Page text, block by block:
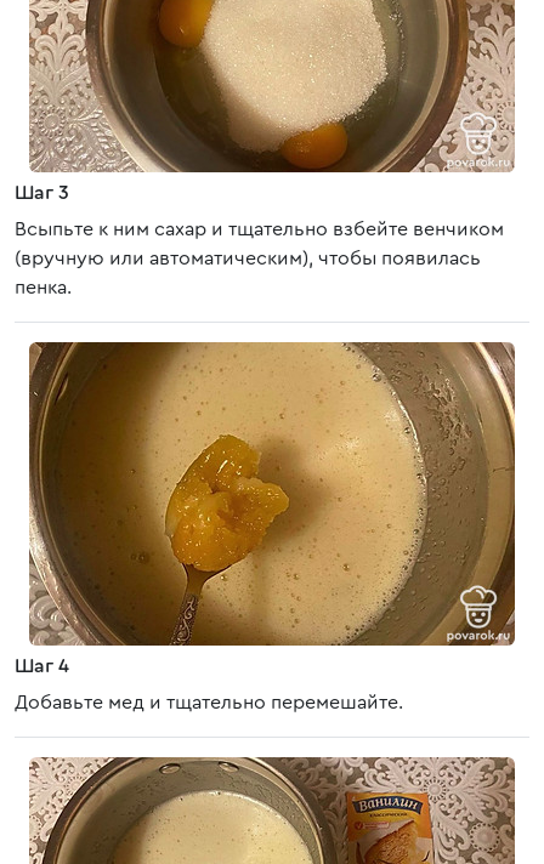
Шаг 3
Всыпьте к ним сахар и тщательно взбейте венчиком
(вручную или автоматическим), чтобы появилась
пенка.
Шаг 4
Добавьте мед и тщательно перемешайте.